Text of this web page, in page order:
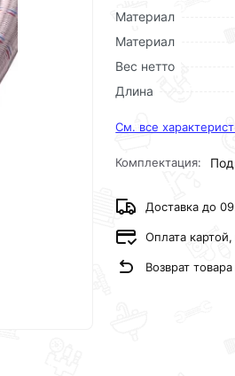
Материал
Материал
Вес нетто
Длина
См. все
Комплектация:
Доставка до
Оплата
Возврат